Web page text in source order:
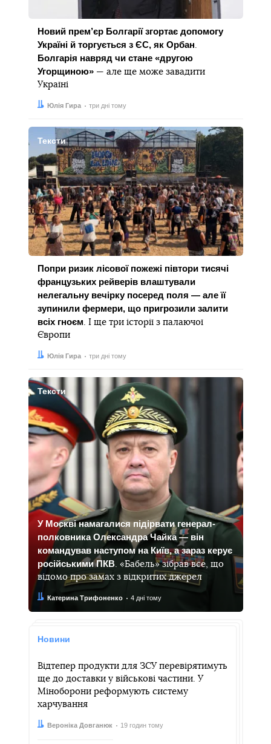
Новий прем’єр Болгарії згортає допомогу
Україні й торгується з ЄС, як Орбан
Болгарія навряд чи стане «другою
Угорщиною» — але ще може завадити
Україні
Автор:
Юлія Гира
Дата: три дні тому
Тексти
Попри ризик лісової пожежі півтори тисячі
французьких рейверів влаштували
нелегальну вечірку посеред поля — але її
зупинили фермери, що пригрозили залити
всіх гноєм . І ще три історії з палаючої
Європи
Автор:
Юлія Гира
Дата: три дні тому
Тексти
У Москві намагалися підірвати генерал-
полковника Олександра Чайка — він
командував наступом на Київ, а зараз керує
російськими ПКВ. «Бабель» зібрав все, що
відомо про замах з відкритих джерел
Автор:
Катерина Трифоненко
Дата: 4 дні тому
Новини
Відтепер продукти для ЗСУ перевірятимуть
ще до доставки у військові частини. У
Міноборони реформують систему
харчування
Автор:
Вероніка Довганюк
Дата: 19 годин тому